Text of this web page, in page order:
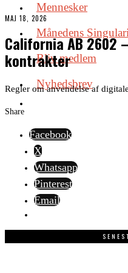
Mennesker
Månedens
Bliv medlem
Nyhedsbrev
MAJ 18, 2026
California AB 2602
kontrakter
Regler om anvendelse af
Share
Facebook
X
Whatsapp
Pinterest
Email